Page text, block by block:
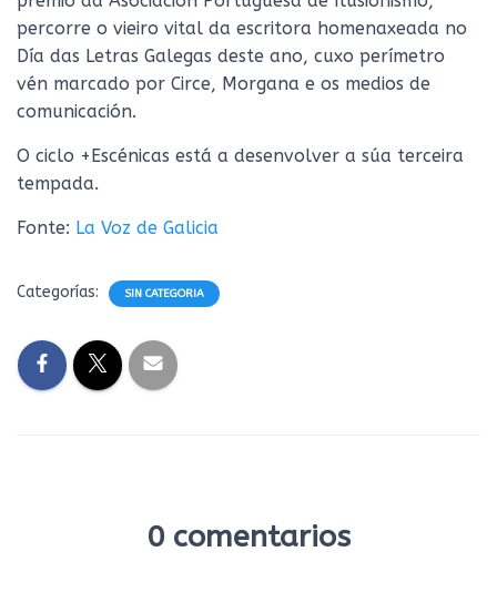
percorre o vieiro vital da escritora homenaxeada no
Día das Letras Galegas deste ano, cuxo perímetro
vén marcado por Circe, Morgana e os medios de
comunicación.
O ciclo +Escénicas está a desenvolver a súa terceira
tempada.
Fonte: La Voz de Galicia
Categorías: SIN CATEGORIA
0 comentarios